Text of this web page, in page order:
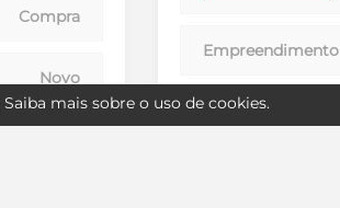
Saiba mais sobre o uso de cookies.
Compra
Novo
Empreendimento
Exterior